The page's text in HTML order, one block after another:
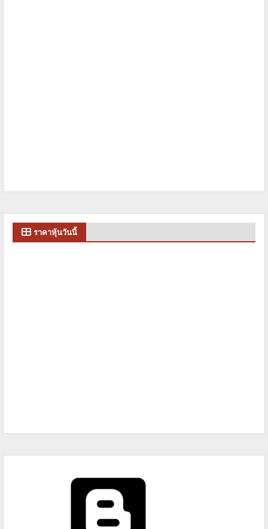
ราคาหุ้นวันนี้